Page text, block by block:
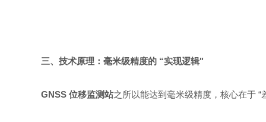
三、技术原理：毫米级精度的 “实现逻辑"
GNSS 位移监测站之所以能达到毫米级精度，核心在于